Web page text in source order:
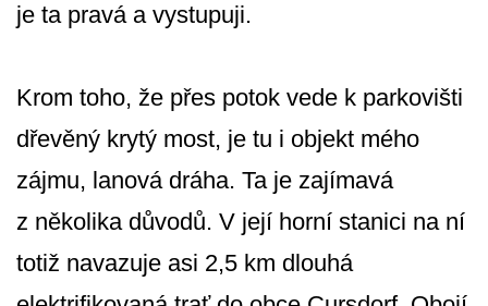
je ta pravá a vystupuji.
Krom toho, že přes potok vede k parkovišti
dřevěný krytý most, je tu i objekt mého
zájmu, lanová dráha. Ta je zajímavá
z několika důvodů. V její horní stanici na ní
totiž navazuje asi 2,5 km dlouhá